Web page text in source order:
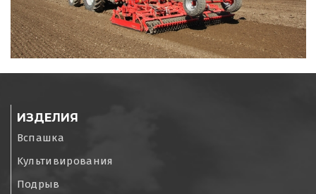
ИЗДЕЛИЯ
Вспашка
Kультивирования
Подрыв